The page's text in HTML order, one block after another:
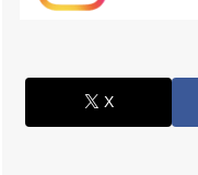
X